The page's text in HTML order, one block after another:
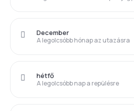
A legolcsóbb hónap az utazásra
December
A legolcsóbb nap a repülésre
hétfő